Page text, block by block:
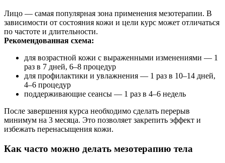
Лицо — самая популярная зона применения мезотерапии. В
зависимости от состояния кожи и цели курс может отличаться
по частоте и длительности.
Рекомендованная схема:
для возрастной кожи с выраженными изменениями — 1
раз в 7 дней, 6–8 процедур
для профилактики и увлажнения — 1 раз в 10–14 дней,
4–6 процедур
поддерживающие сеансы — 1 раз в 4–6 недель
После завершения курса необходимо сделать перерыв
минимум на 3 месяца. Это позволяет закрепить эффект и
избежать перенасыщения кожи.
Как часто можно делать мезотерапию тела